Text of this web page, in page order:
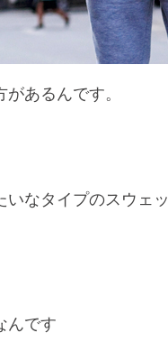
あるんです。
いなタイプのスウェ
んです